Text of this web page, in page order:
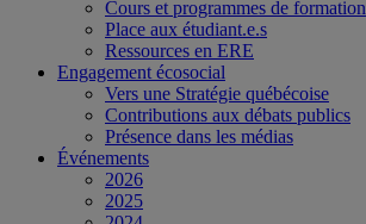
Cours et programmes de formation
Place aux étudiant.e.s
Ressources en ERE
Engagement écosocial
Vers une Stratégie québécoise
Contributions aux débats publics
Présence dans les médias
Événements
2026
2025